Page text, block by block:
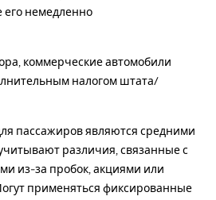
его немедленно
коммерческие автомобили
налогом штата/
пассажиров являются средними
различия, связанные с
из-за пробок, акциями или
применяться фиксированные